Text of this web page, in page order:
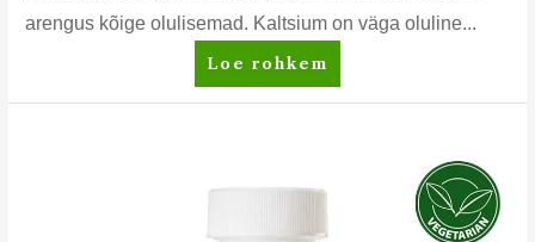
arengus kõige olulisemad. Kaltsium on väga oluline...
Nutrilite™
Kaltsium
Loe rohkem